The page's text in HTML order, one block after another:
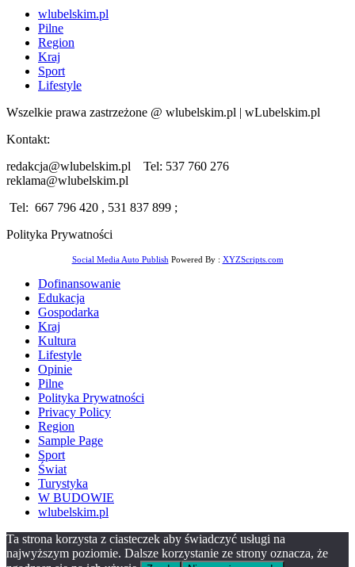
wlubelskim.pl
Pilne
Region
Kraj
Sport
Lifestyle
Wszelkie prawa zastrzeżone @ wlubelskim.pl | wLubelskim.pl
Kontakt:
redakcja@wlubelskim.pl Tel: 537 760 276
reklama@wlubelskim.pl
Tel: 667 796 420 , 531 837 899 ;
Polityka Prywatności
Social Media Auto Publish Powered By : XYZScripts.com
Dofinansowanie
Edukacja
Gospodarka
Kraj
Kultura
Lifestyle
Opinie
Pilne
Polityka Prywatności
Privacy Policy
Region
Sample Page
Sport
Świat
Turystyka
W BUDOWIE
wlubelskim.pl
Ta strona korzysta z ciasteczek aby świadczyć usługi na
najwyższym poziomie. Dalsze korzystanie ze strony oznacza, że